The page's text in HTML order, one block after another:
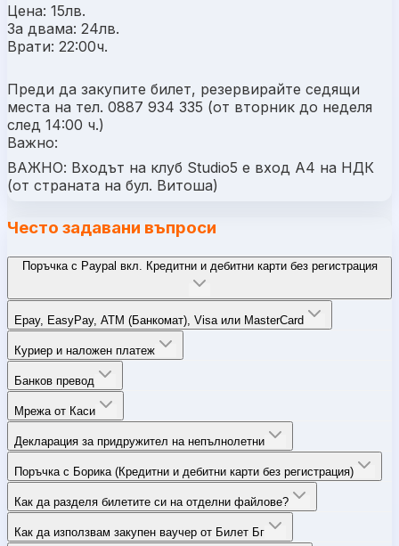
Цена: 15лв.
За двама: 24лв.
Врати: 22:00ч.
Преди да закупите билет, резервирайте седящи
места на тел. 0887 934 335 (от вторник до неделя
след 14:00 ч.)
Важно:
ВАЖНО: Входът на клуб Studio5 e вход А4 на НДК
(от страната на бул. Витоша)
Често задавани въпроси
Поръчка с Paypal вкл. Кредитни и дебитни карти без регистрация
Epay, EasyPay, ATM (Банкомат), Visa или MasterCard
Куриер и наложен платеж
Банков превод
Мрежа от Каси
Декларация за придружител на непълнолетни
Поръчка с Борика (Кредитни и дебитни карти без регистрация)
Как да разделя билетите си на отделни файлове?
Как да използвам закупен ваучер от Билет Бг